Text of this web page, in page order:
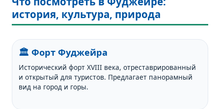
история, культура, природа
🏛️ Форт Фуджейра
Исторический форт XVIII века, отреставрированный
и открытый для туристов. Предлагает панорамный
вид на город и горы.